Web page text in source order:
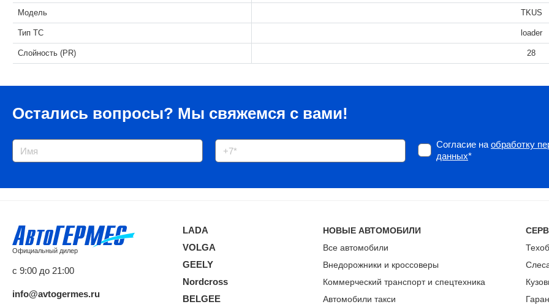
Модель TKUS
Тип ТС loader
Слойность (PR) 28
Остались вопросы? Мы свяжемся с вами!
Согласие на обработку
данных*
Официальный дилер
с 9:00 до 21:00
info@avtogermes.ru
LADA
VOLGA
GEELY
Nordcross
BELGEE
НОВЫЕ АВТОМОБИЛИ
Все автомобили
Внедорожники и кроссоверы
Коммерческий транспорт и спецтехника
Автомобили такси